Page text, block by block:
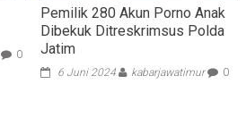
0
Pemilik 280 Akun Porno Anak
Dibekuk Ditreskrimsus Polda
Jatim
6 Juni 2024 kabarjawatimur 0